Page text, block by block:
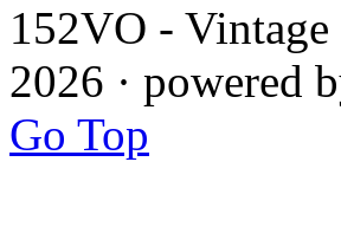
152VO -
2026 · powered
Go Top